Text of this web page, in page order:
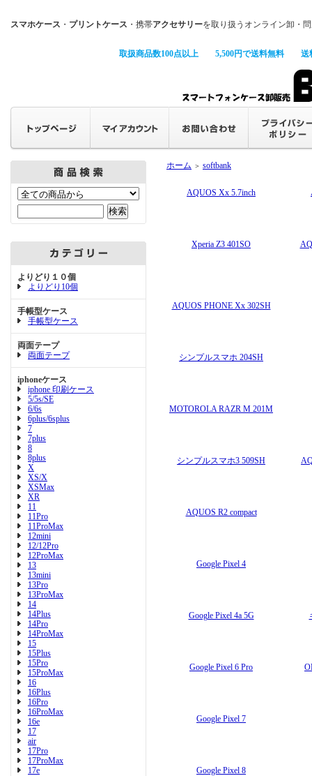
スマホケース ・ プリントケース ・携帯アクセサリーを取り扱うオンライン卸・
取扱商品数100点以上 5,500円で送料無料 送
よりどり１０個
よりどり10個
手帳型ケース
手帳型ケース
両面テープ
両面テープ
iphoneケース
iphone 印刷ケース
5/5s/SE
6/6s
6plus/6splus
7
7plus
8
8plus
X
XS/X
XSMax
XR
11
11Pro
11ProMax
12mini
12/12Pro
12ProMax
13
13mini
13Pro
13ProMax
14
14Plus
14Pro
14ProMax
15
15Plus
15Pro
15ProMax
16
16Plus
16Pro
16ProMax
16e
17
air
17Pro
17ProMax
17e
ホーム ＞ softbank
AQUOS Xx 5.7inch
Xperia Z3 401SO
AQUOS PHONE Xx 302SH
シンプルスマホ 204SH
MOTOROLA RAZR M 201M
シンプルスマホ3 509SH
AQUOS R2 compact
Google Pixel 4
Google Pixel 4a 5G
Google Pixel 6 Pro
Google Pixel 7
Google Pixel 8